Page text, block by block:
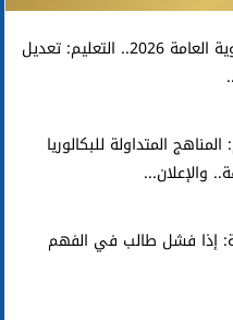
تظلمات الثانوية العامة 2026.. التعليم: تعديل
المناهج المتداولة للبكالوريا
والإعلان...
إذا فشل طالب في الفهم